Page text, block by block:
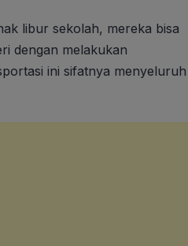
libur sekolah, mereka bisa
dengan melakukan
ini sifatnya menyeluruh